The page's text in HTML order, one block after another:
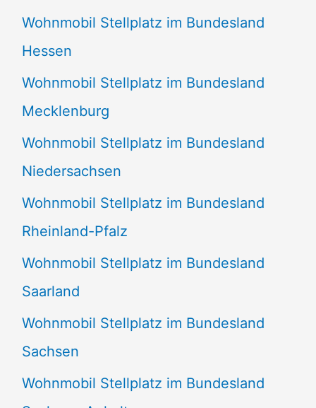
Wohnmobil Stellplatz im Bundesland
Hessen
Wohnmobil Stellplatz im Bundesland
Mecklenburg
Wohnmobil Stellplatz im Bundesland
Niedersachsen
Wohnmobil Stellplatz im Bundesland
Rheinland-Pfalz
Wohnmobil Stellplatz im Bundesland
Saarland
Wohnmobil Stellplatz im Bundesland
Sachsen
Wohnmobil Stellplatz im Bundesland